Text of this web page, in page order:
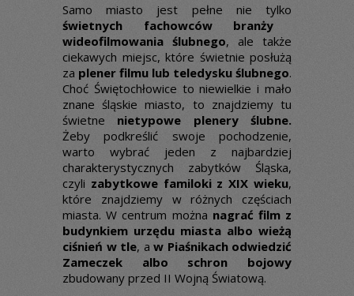
Samo miasto jest pełne nie tylko
świetnych fachowców branży
wideofilmowania ślubnego, ale także
ciekawych miejsc, które świetnie posłużą
za plener filmu lub teledysku ślubnego.
Choć Świętochłowice to niewielkie i mało
znane śląskie miasto, to znajdziemy tu
świetne nietypowe plenery ślubne.
Żeby podkreślić swoje pochodzenie,
warto wybrać jeden z najbardziej
charakterystycznych zabytków Śląska,
czyli zabytkowe familoki z XIX wieku,
które znajdziemy w różnych częściach
miasta. W centrum można nagrać film z
budynkiem urzędu miasta albo wieżą
ciśnień w tle, a w Piaśnikach odwiedzić
Zameczek albo schron bojowy
zbudowany przed II Wojną Światową.